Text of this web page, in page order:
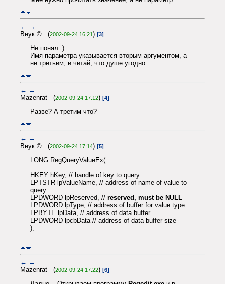
← →
Внук © (2002-09-24 16:21) [3]
Не понял :)
Имя параметра указывается вторым аргументом, а
не третьим, и читай, что душе угодно
← →
Mazenrat (2002-09-24 17:12) [4]
Разве? А третим что?
← →
Внук © (2002-09-24 17:14) [5]
LONG RegQueryValueEx(
HKEY hKey, // handle of key to query
LPTSTR lpValueName, // address of name of value to
query
LPDWORD lpReserved, // reserved, must be NULL
LPDWORD lpType, // address of buffer for value type
LPBYTE lpData, // address of data buffer
LPDWORD lpcbData // address of data buffer size
);
← →
Mazenrat (2002-09-24 17:22) [6]